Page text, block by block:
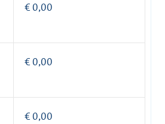
€ 0,00
€ 0,00
€ 0,00